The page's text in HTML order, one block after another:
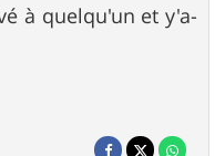
à quelqu'un et y'a-